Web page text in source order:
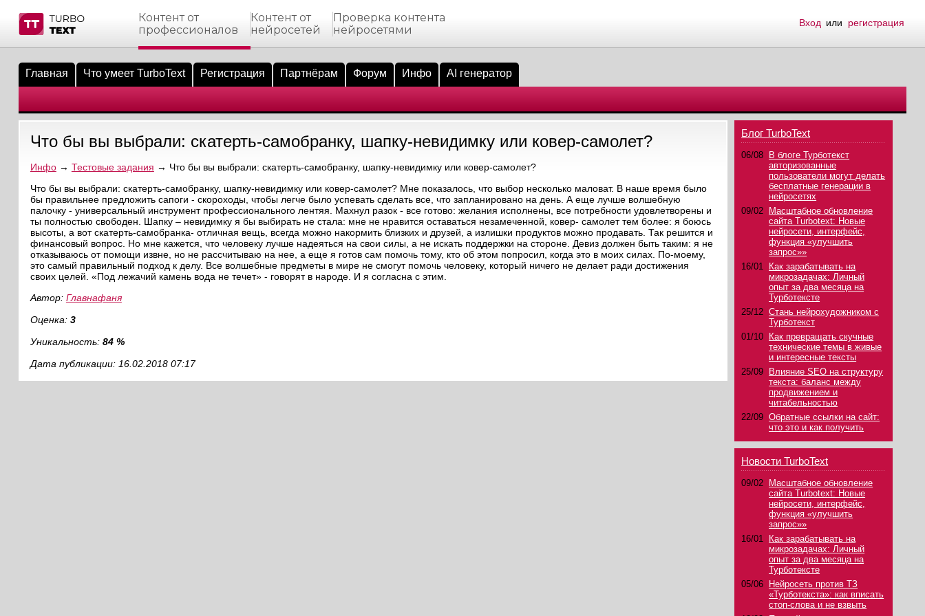
материалы
биржи
пользователи
на сайте
пользователей
сообщения
по форуму
Контент от
профессионалов
Контент от
нейросетей
Проверка контента
нейросетями
Вход или регистрация
Главная Что умеет TurboText Регистрация Партнёрам Форум Инфо AI генератор
Что бы вы выбрали: скатерть-самобранку, шапку-невидимку или ковер-самолет?
Инфо→ Тестовые задания → Что бы вы выбрали: скатерть-самобранку, шапку-невидимку или ковер-самолет?
Что бы вы выбрали: скатерть-самобранку, шапку-невидимку или ковер-самолет? Мне показалось, что выбор несколько маловат. В наше время было
бы правильнее предложить сапоги - скороходы, чтобы легче было успевать сделать все, что запланировано на день. А еще лучше волшебную
палочку - универсальный инструмент профессионального лентяя. Махнул разок - все готово: желания исполнены, все потребности удовлетворены и
ты полностью свободен. Шапку – невидимку я бы выбирать не стала: мне не нравится оставаться незамеченной, ковер- самолет тем более: я боюсь
высоты, а вот скатерть-самобранка- отличная вещь, всегда можно накормить близких и друзей, а излишки продуктов можно продавать. Так решится и
финансовый вопрос. Но мне кажется, что человеку лучше надеяться на свои силы, а не искать поддержки на стороне. Девиз должен быть таким: я не
отказываюсь от помощи извне, но не рассчитываю на нее, а еще я готов сам помочь тому, кто об этом попросил, когда это в моих силах. По-моему,
это самый правильный подход к делу. Все волшебные предметы в мире не смогут помочь человеку, который ничего не делает ради достижения
своих целей. «Под лежачий камень вода не течет» - говорят в народе. И я согласна с этим.
Автор: Главнафаня
Оценка: 3
Уникальность: 84 %
Дата публикации: 16.02.2018 07:17
Блог TurboText
06/08
В блоге Турботекст
авторизованные
пользователи могут делать
бесплатные генерации в
нейросетях
09/02
Масштабное обновление
сайта Turbotext: Новые
нейросети, интерфейс,
функция «улучшить
запрос»»
16/01
Как зарабатывать на
микрозадачах: Личный
опыт за два месяца на
Турботексте
25/12 Стань нейрохудожником с
Турботекст
01/10
Как превращать скучные
технические темы в живые
и интересные тексты
25/09
Влияние SEO на структуру
текста: баланс между
продвижением и
читабельностью
22/09 Обратные ссылки на сайт:
что это и как получить
Новости TurboText
09/02
Масштабное обновление
сайта Turbotext: Новые
нейросети, интерфейс,
функция «улучшить
запрос»»
16/01
Как зарабатывать на
микрозадачах: Личный
опыт за два месяца на
Турботексте
05/06
Нейросеть против ТЗ
«Турботекста»: как вписать
стоп-слова и не взвыть